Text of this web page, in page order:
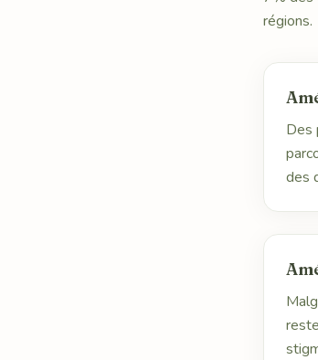
régions.
Des
des